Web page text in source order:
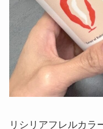
リシリアフレルカラ